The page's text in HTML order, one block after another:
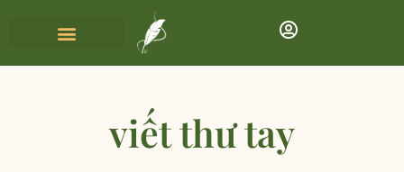
viết thư tay